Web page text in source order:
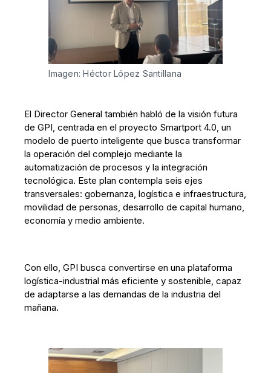
Imagen: Héctor López Santillana
El Director General también habló de la visión futura
de GPI, centrada en el proyecto Smartport 4.0, un
modelo de puerto inteligente que busca transformar
la operación del complejo mediante la
automatización de procesos y la integración
tecnológica. Este plan contempla seis ejes
transversales: gobernanza, logística e infraestructura,
movilidad de personas, desarrollo de capital humano,
economía y medio ambiente.
Con ello, GPI busca convertirse en una plataforma
logística-industrial más eficiente y sostenible, capaz
de adaptarse a las demandas de la industria del
mañana.